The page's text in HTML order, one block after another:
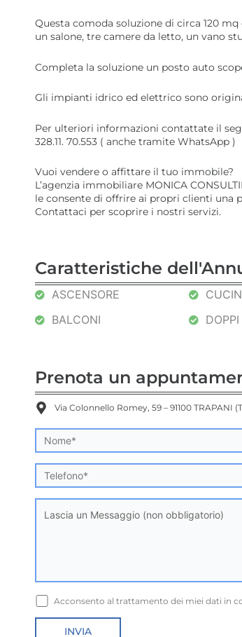
Questa comoda soluzione di circa 120
un salone, tre camere da letto, un vano
Completa la soluzione un posto auto
Gli impianti idrico ed elettrico sono
Per ulteriori informazioni contattate il
328.11. 70.553 ( anche tramite WhatsApp )
Vuoi vendere o affittare il tuo immobile?
L’agenzia immobiliare MONICA
le consente di offrire ai propri clienti una
Contattaci per scoprire i nostri servizi.
Caratteristiche
ASCENSORE
BALCONI
Prenota un
Via Colonnello Romey, 59 – 91100 TRAPANI
Acconsento al trattamento dei miei dati in